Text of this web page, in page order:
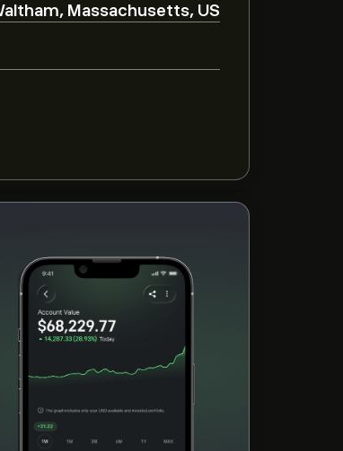
Massachusetts, US
Inc com base em
Descubra a
últimos 3 meses, o consenso